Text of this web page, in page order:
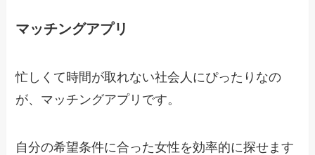
マッチングアプリ
忙しくて時間が取れない社会人にぴったりなの
が、マッチングアプリです。
自分の希望条件に合った女性を効率的に探せます